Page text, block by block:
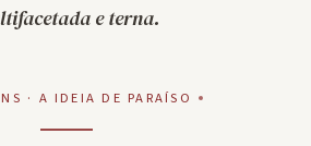
e terna.
· A IDEIA DE PARAÍSO